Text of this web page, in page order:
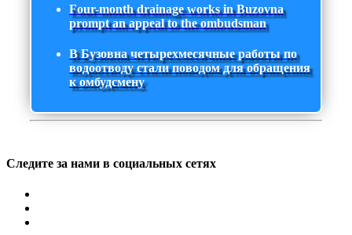
Four-month drainage works in Buzovna
prompt an appeal to the ombudsman
В Бузовна четырехмесячные работы по
водоотводу стали поводом для обращения
к омбудсмену
Следите за нами в социальных сетях